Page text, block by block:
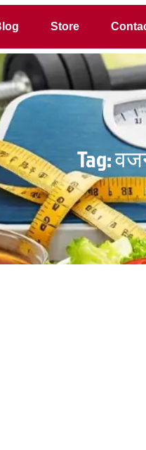
Store
Tag: